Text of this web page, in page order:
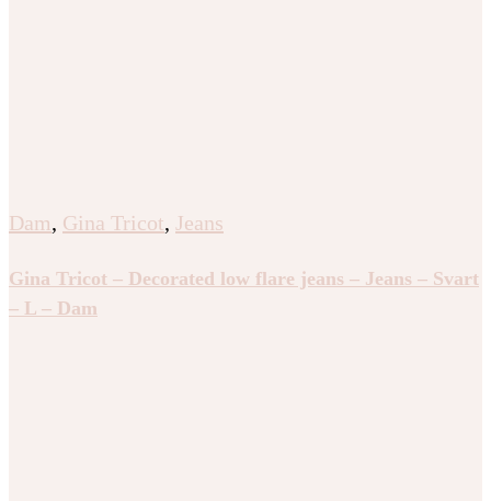
Dam, Gina Tricot, Jeans
Gina Tricot – Decorated low flare jeans – Jeans – Svart
– L – Dam